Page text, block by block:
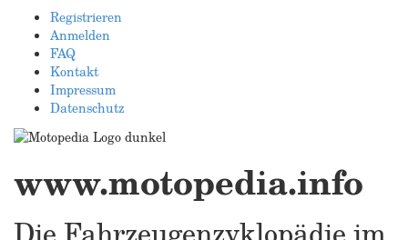
Registrieren
Anmelden
FAQ
Kontakt
Impressum
Datenschutz
www.motopedia.info